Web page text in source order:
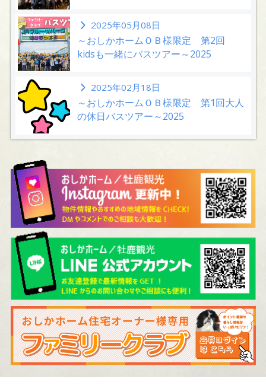
2025年05月08日
～おしかホームＯＢ様限定 第2回
kidsも一緒にバスツアー～2025
2025年02月18日
～おしかホームＯＢ様限定 第1回大人
の休日バスツアー～2025